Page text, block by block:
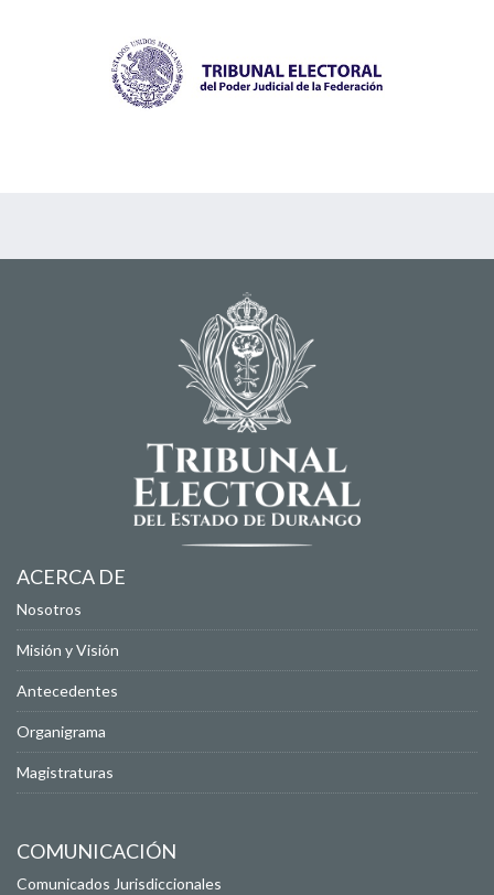
ACERCA DE
Nosotros
Misión y Visión
Antecedentes
Organigrama
Magistraturas
COMUNICACIÓN
Comunicados Jurisdiccionales